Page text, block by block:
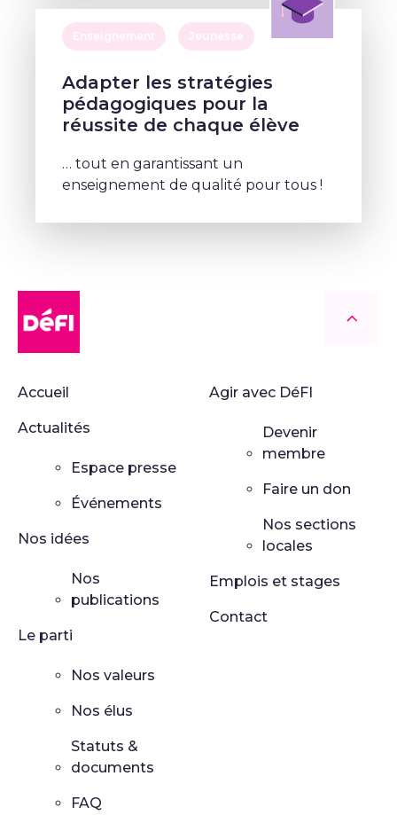
Enseignement Jeunesse
Adapter les stratégies
pédagogiques pour la
réussite de chaque élève
… tout en garantissant un
enseignement de qualité pour tous !
Accueil
Actualités
Espace presse
Événements
Nos idées
Nos
publications
Le parti
Nos valeurs
Nos élus
Statuts &
documents
FAQ
Agir avec DéFI
Devenir
membre
Faire un don
Nos sections
locales
Emplois et stages
Contact